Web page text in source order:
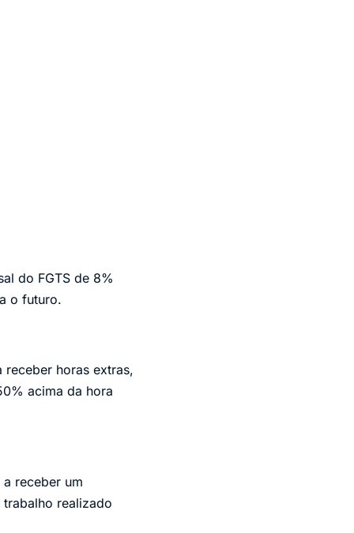
do FGTS de 8%
o futuro.
horas extras,
acima da hora
receber um
realizado